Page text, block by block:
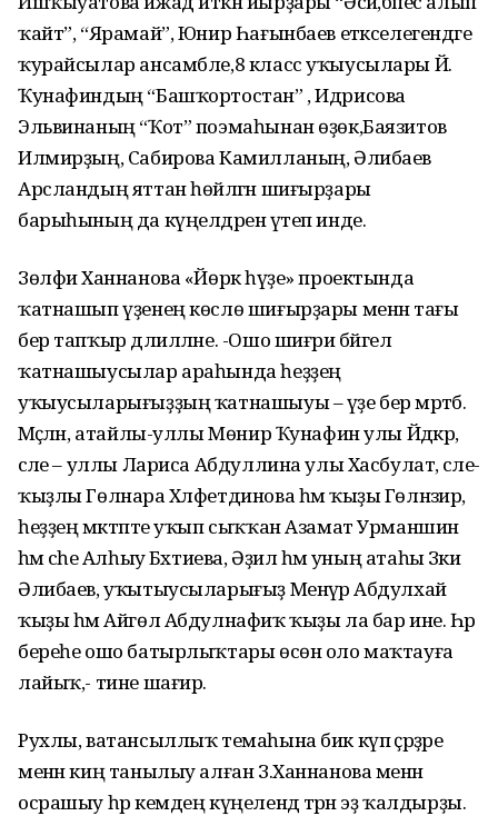
ҡайт”, “Ярамай”, Юнир Һағынбаев етәкселегендәге
ҡурайсылар ансамбле,8 класс уҡыусылары Й.
Ҡунафиндың “Башҡортостан” , Идрисова
Эльвинаның “Ҡот” поэмаһынан өҙөк,Баязитов
Илмирҙың, Сабирова Камилланың, Әлибаев
Арсландың яттан һөйләгән шиғырҙары
барыһының да күңелдәренә үтеп инде.
Зөлфиә Ханнанова «Йөрәк һүҙе» проектында
ҡатнашып үҙенең көслө шиғырҙары менән тағы
бер тапҡыр дәлилләне. -Ошо шиғри бәйгелә
ҡатнашыусылар араһында һеҙҙең
уҡыусыларығыҙҙың ҡатнашыуы – үҙе бер мәртәбә.
Мәҫәлән, атайлы-уллы Мөнир Ҡунафин улы Йәдкәр,
әсәле – уллы Лариса Абдуллина улы Хасбулат, әсәле-
ҡыҙлы Гөлнара Хәлфетдинова һәм ҡыҙы Гөлнәзирә,
һеҙҙең мәктәпте уҡып сыҡҡан Азамат Урманшин
һәм әсәһе Алһыу Бәхтиева, Әҙилә һәм уның атаһы Зәки
Әлибаев, уҡытыусыларығыҙ Менәүрә Абдулхай
ҡыҙы һәм Айгөл Абдулнафиҡ ҡыҙы ла бар ине. Һәр
береһе ошо батырлыҡтары өсөн оло маҡтауға
лайыҡ,- тине шағирә.
Рухлы, ватансыллыҡ темаһына бик күп әҫәрҙәре
менән киң танылыу алған З.Ханнанова менән
осрашыу һәр кемдең күңелендә тәрән эҙ ҡалдырҙы.